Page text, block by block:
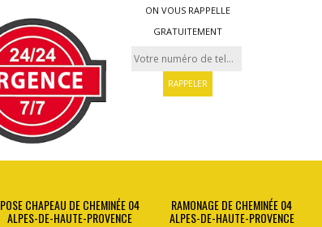
ON VOUS RAPPELLE
GRATUITEMENT
POSE CHAPEAU DE CHEMINÉE 04
ALPES-DE-HAUTE-PROVENCE
RAMONAGE DE CHEMINÉE 04
ALPES-DE-HAUTE-PROVENCE